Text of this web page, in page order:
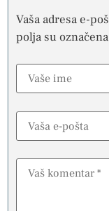
Vaša adresa e-
polja su